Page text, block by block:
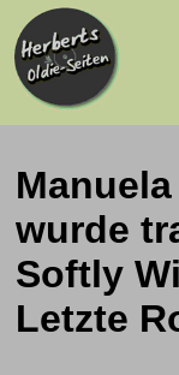
wurde
Softly
Letzte